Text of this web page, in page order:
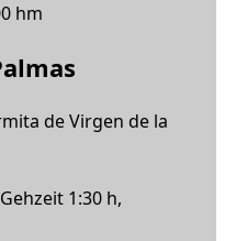
hm
de Virgen de la
1:30 h,